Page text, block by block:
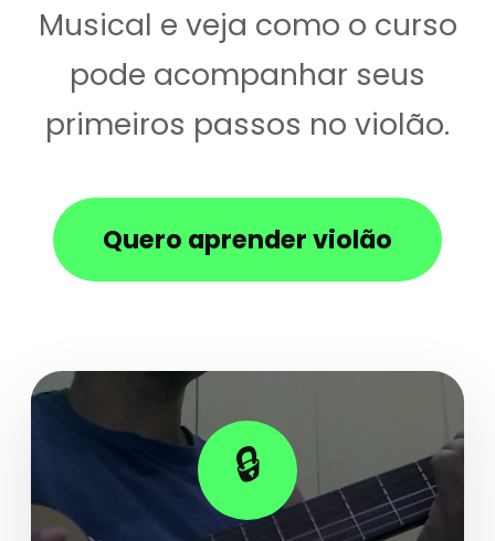
Musical e veja como o curso
pode acompanhar seus
primeiros passos no violão.
Quero aprender violão
🔒